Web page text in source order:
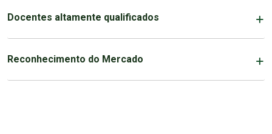
Docentes altamente qualificados
Reconhecimento do Mercado